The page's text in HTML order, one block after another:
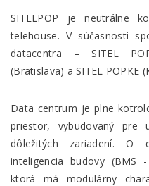
SITELPOP je neutrálne
telehouse. V súčasnosti
datacentra – SITEL
(Bratislava) a SITEL POPKE
Data centrum je plne
priestor, vybudovaný pre
dôležitých zariadení. O
inteligencia budovy (BMS
ktorá má modulárny